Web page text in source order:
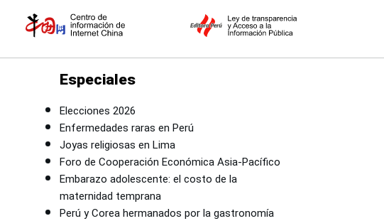
Especiales
Elecciones 2026
Enfermedades raras en Perú
Joyas religiosas en Lima
Foro de Cooperación Económica Asia-Pacífico
Embarazo adolescente: el costo de la
maternidad temprana
Perú y Corea hermanados por la gastronomía